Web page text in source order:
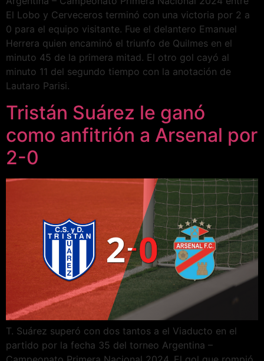
El Lobo y Cerveceros terminó con una victoria por 2 a
0 para el equipo visitante. Fue el delantero Emanuel
Herrera quien encaminó el triunfo de Quilmes en el
minuto 45 de la primera mitad. El otro gol cayó al
minuto 11 del segundo tiempo con la anotación de
Lautaro Parisi.
Tristán Suárez le ganó
como anfitrión a Arsenal por
2-0
T. Suárez superó con dos tantos a el Viaducto en el
partido por la fecha 35 del torneo Argentina –